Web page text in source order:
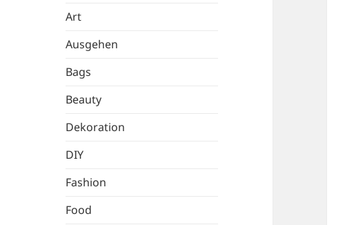
Art
Ausgehen
Bags
Beauty
Dekoration
DIY
Fashion
Food